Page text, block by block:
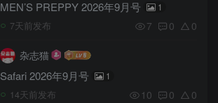
MEN’S PREPPY 2026年9月号 1
7天前发布 7 0 0
杂志猫
Safari 2026年9月号 1
14天前发布 10 0 0